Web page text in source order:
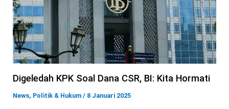
Digeledah KPK Soal Dana CSR, BI: Kita Hormati
News, Politik & Hukum / 8 Januari 2025